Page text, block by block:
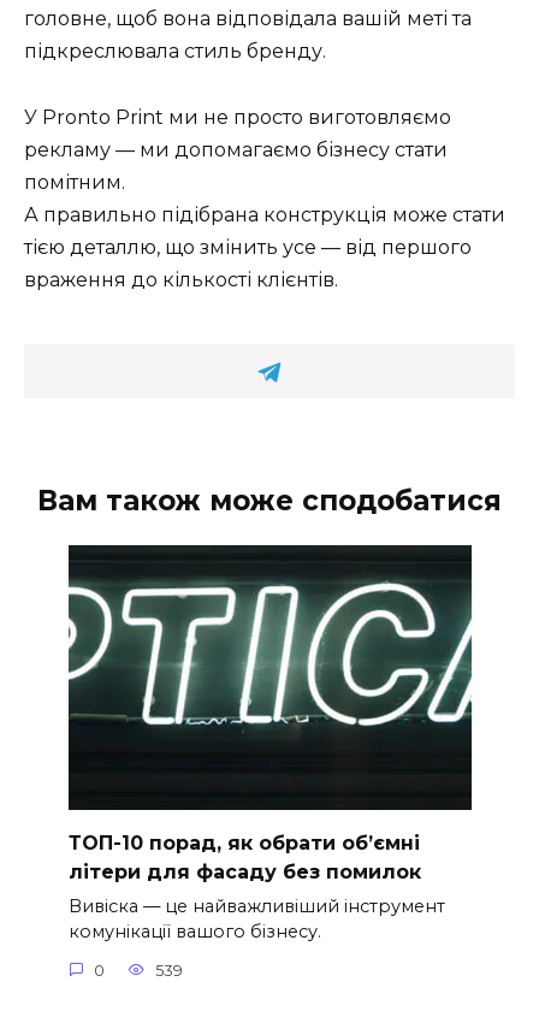
головне, щоб вона відповідала вашій меті та
підкреслювала стиль бренду.
У Pronto Print ми не просто виготовляємо
рекламу — ми допомагаємо бізнесу стати
помітним.
А правильно підібрана конструкція може стати
тією деталлю, що змінить усе — від першого
враження до кількості клієнтів.
Вам також може сподобатися
ТОП-10 порад, як обрати об’ємні
літери для фасаду без помилок
Вивіска — це найважливіший інструмент
комунікації вашого бізнесу.
0 539